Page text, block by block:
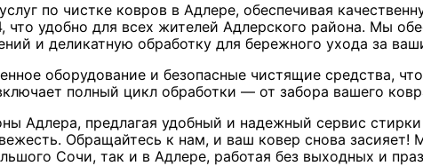
по чистке ковров в Адлере, обеспечивая
удобно для всех жителей Адлерского района. Мы
и деликатную обработку для бережного ухода за
оборудование и безопасные чистящие средства,
полный цикл обработки — от забора вашего
Адлера, предлагая удобный и надежный сервис
Обращайтесь к нам, и ваш ковер снова
Сочи, так и в Адлере, работая без выходных и